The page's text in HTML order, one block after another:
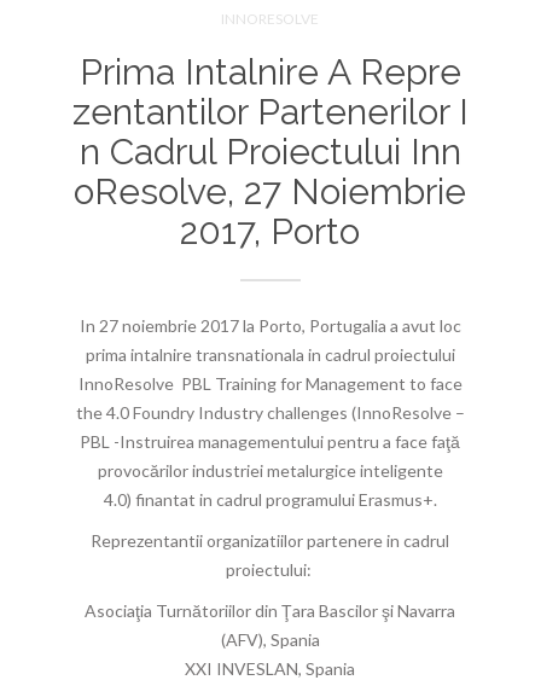
INNORESOLVE
Prima Intalnire A Repre
Zentantilor Partenerilor I
N Cadrul Proiectului Inn
OResolve, 27 Noiembrie
2017, Porto
In 27 noiembrie 2017 la Porto, Portugalia a avut loc
prima intalnire transnationala in cadrul proiectului
InnoResolve PBL Training for Management to face
the 4.0 Foundry Industry challenges (InnoResolve –
PBL -Instruirea managementului pentru a face faţă
provocărilor industriei metalurgice inteligente
4.0) finantat in cadrul programului Erasmus+.
Reprezentantii organizatiilor partenere in cadrul
proiectului:
Asociaţia Turnătoriilor din Ţara Bascilor şi Navarra
(AFV), Spania
XXI INVESLAN, Spania